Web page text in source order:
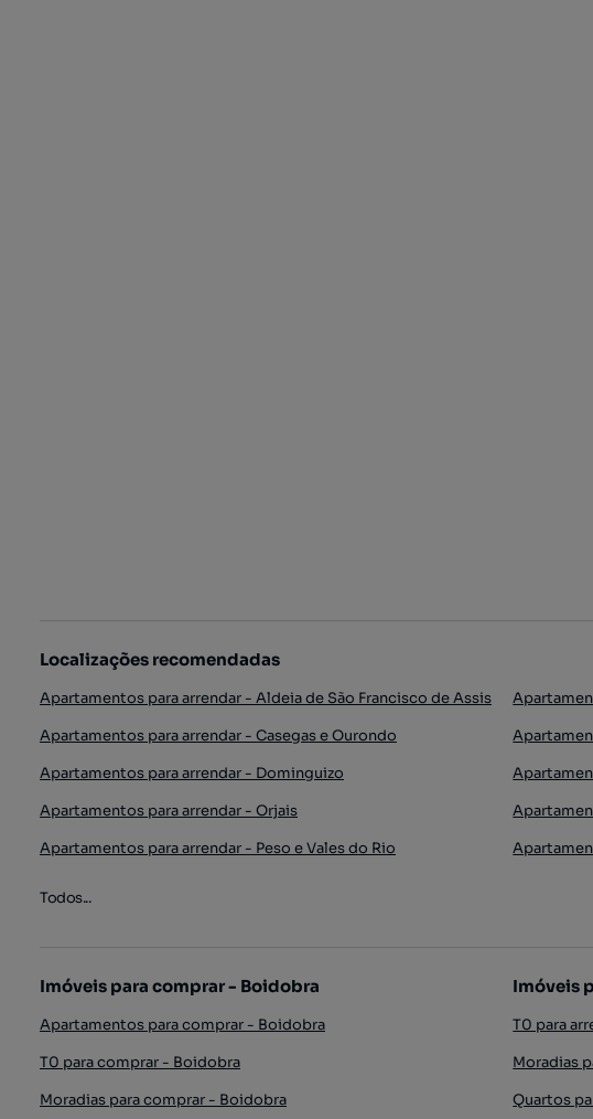
Localizações recomendadas
Apartamentos para arrendar - Aldeia de São Francisco de Assis
Apartamentos para arrendar - Casegas e Ourondo
Apartamentos para arrendar - Dominguizo
Apartamentos para arrendar - Orjais
Apartamentos para arrendar - Peso e Vales do Rio
Todos...
Imóveis para comprar - Boidobra
Apartamentos para comprar - Boidobra
T0 para comprar - Boidobra
Moradias para comprar - Boidobra
Imóveis
T0 para
Moradias
Quartos